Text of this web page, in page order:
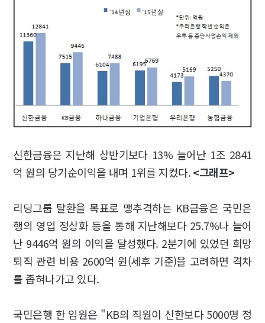
신한금융은 지난해 상반기보다 13% 늘어난 1조 2841
억 원의 당기순이익을 내며 1위를 지켰다.<그래프>
리딩그룹 탈환을 목표로 맹추격하는 KB금융은 국민은
행의 영업 정상화 등을 통해 지난해보다 25.7%나 늘어
난 9446억 원의 이익을 달성했다. 2분기에 있었던 희망
퇴직 관련 비용 2600억 원(세후 기준)을 고려하면 격차
를 좁혀나가고 있다.
국민은행 한 임원은 "KB의 직원이 신한보다 5000명 정